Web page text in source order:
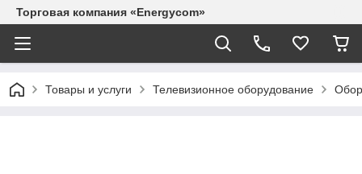
Торговая компания «Energycom»
Товары и услуги Телевизионное оборудование